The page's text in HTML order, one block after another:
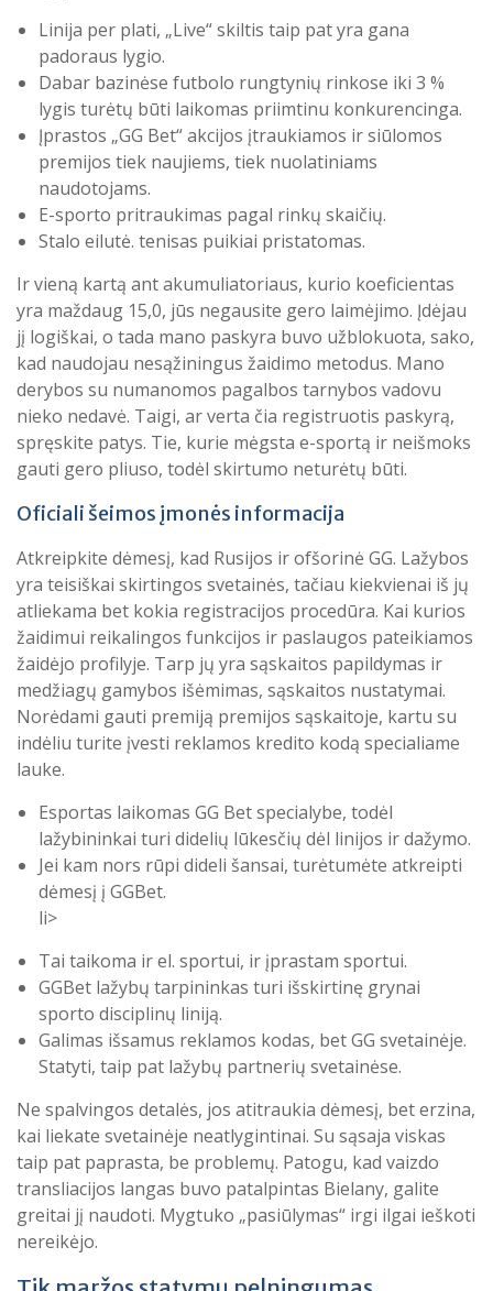
Linija per plati, „Live“ skiltis taip pat yra gana
padoraus lygio.
Dabar bazinėse futbolo rungtynių rinkose iki 3 %
lygis turėtų būti laikomas priimtinu konkurencinga.
Įprastos „GG Bet“ akcijos įtraukiamos ir siūlomos
premijos tiek naujiems, tiek nuolatiniams
naudotojams.
E-sporto pritraukimas pagal rinkų skaičių.
Stalo eilutė. tenisas puikiai pristatomas.
Ir vieną kartą ant akumuliatoriaus, kurio koeficientas
yra maždaug 15,0, jūs negausite gero laimėjimo. Įdėjau
jį logiškai, o tada mano paskyra buvo užblokuota, sako,
kad naudojau nesąžiningus žaidimo metodus. Mano
derybos su numanomos pagalbos tarnybos vadovu
nieko nedavė. Taigi, ar verta čia registruotis paskyrą,
spręskite patys. Tie, kurie mėgsta e-sportą ir neišmoks
gauti gero pliuso, todėl skirtumo neturėtų būti.
Oficiali šeimos įmonės informacija
Atkreipkite dėmesį, kad Rusijos ir ofšorinė GG. Lažybos
yra teisiškai skirtingos svetainės, tačiau kiekvienai iš jų
atliekama bet kokia registracijos procedūra. Kai kurios
žaidimui reikalingos funkcijos ir paslaugos pateikiamos
žaidėjo profilyje. Tarp jų yra sąskaitos papildymas ir
medžiagų gamybos išėmimas, sąskaitos nustatymai.
Norėdami gauti premiją premijos sąskaitoje, kartu su
indėliu turite įvesti reklamos kredito kodą specialiame
lauke.
Esportas laikomas GG Bet specialybe, todėl
lažybininkai turi didelių lūkesčių dėl linijos ir dažymo.
Jei kam nors rūpi dideli šansai, turėtumėte atkreipti
dėmesį į GGBet.
li>
Tai taikoma ir el. sportui, ir įprastam sportui.
GGBet lažybų tarpininkas turi išskirtinę grynai
sporto disciplinų liniją.
Galimas išsamus reklamos kodas, bet GG svetainėje.
Statyti, taip pat lažybų partnerių svetainėse.
Ne spalvingos detalės, jos atitraukia dėmesį, bet erzina,
kai liekate svetainėje neatlygintinai. Su sąsaja viskas
taip pat paprasta, be problemų. Patogu, kad vaizdo
transliacijos langas buvo patalpintas Bielany, galite
greitai jį naudoti. Mygtuko „pasiūlymas“ irgi ilgai ieškoti
nereikėjo.